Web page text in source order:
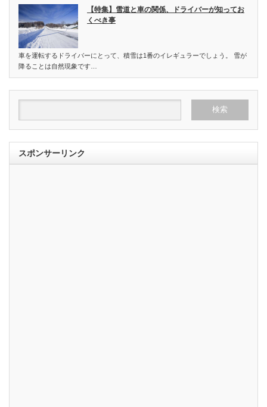
【特集】雪道と車の関係、ドライバーが知ってお
くべき事
車を運転するドライバーにとって、積雪は1番のイレギュラーでしょう。 雪が
降ることは自然現象です…
スポンサーリンク